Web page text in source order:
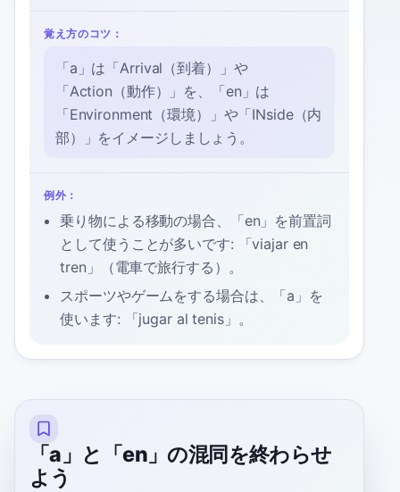
覚え方のコツ：
「a」は「Arrival（到着）」や
「Action（動作）」を、「en」は
「Environment（環境）」や「INside（内
部）」をイメージしましょう。
例外：
乗り物による移動の場合、「en」を前置詞
として使うことが多いです: 「viajar en
tren」（電車で旅行する）。
スポーツやゲームをする場合は、「a」を
使います: 「jugar al tenis」。
「a」と「en」の混同を終わらせ
よう